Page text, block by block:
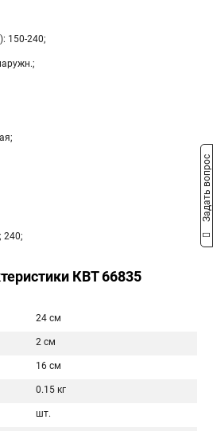
): 150-240;
240;
КВТ 66835
24 см
2 см
16 см
0.15 кг
шт.
Задать вопрос